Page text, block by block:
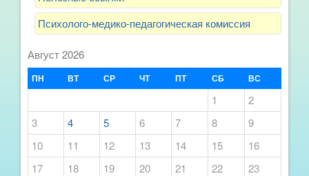
Психолого-медико-педагогическая комиссия
Август 2026
ПН ВТ СР ЧТ ПТ СБ ВС
1
2
3
4 5 6 7 8
9
10
11 12 13 14 15
16
17
18 19 20 21 22
23